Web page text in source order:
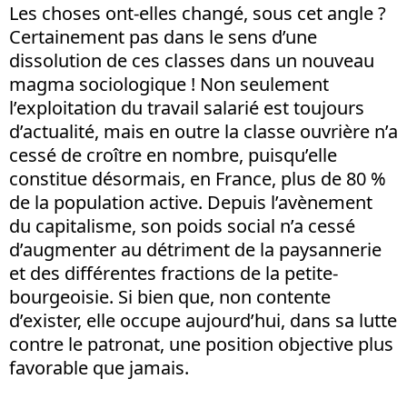
Les choses ont-elles changé, sous cet angle ?
Certainement pas dans le sens d’une
dissolution de ces classes dans un nouveau
magma sociologique ! Non seulement
l’exploitation du travail salarié est toujours
d’actualité, mais en outre la classe ouvrière n’a
cessé de croître en nombre, puisqu’elle
constitue désormais, en France, plus de 80 %
de la population active. Depuis l’avènement
du capitalisme, son poids social n’a cessé
d’augmenter au détriment de la paysannerie
et des différentes fractions de la petite-
bourgeoisie. Si bien que, non contente
d’exister, elle occupe aujourd’hui, dans sa lutte
contre le patronat, une position objective plus
favorable que jamais.